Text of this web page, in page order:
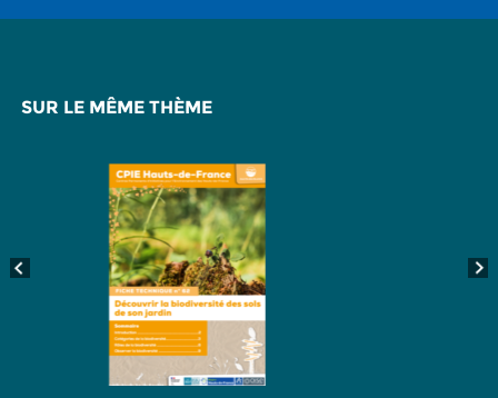
SUR LE MÊME THÈME